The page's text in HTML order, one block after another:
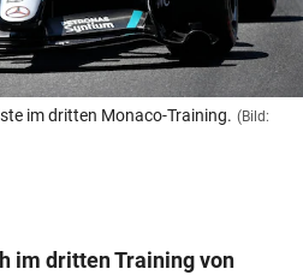
Co KG 2026
im dritten Monaco-Training. (Bild:
im dritten Training von